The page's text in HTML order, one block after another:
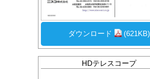
ダウンロード (621KB)
HDテレスコープ